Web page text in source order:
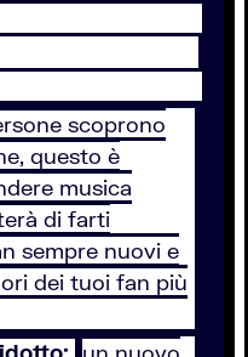
scoprono
questo è
musica
di farti
sempre nuovi e
dei tuoi fan più